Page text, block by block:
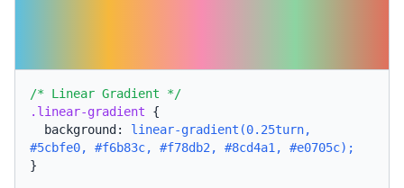
/* Linear Gradient */
.linear-gradient {
background: linear-gradient(0.25turn,
#5cbfe0, #f6b83c, #f78db2, #8cd4a1, #e0705c);
}